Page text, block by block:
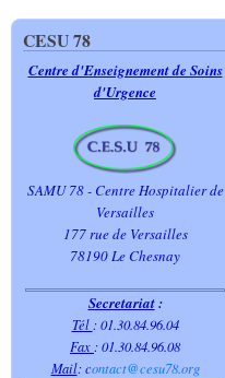
CESU 78
Centre d'Enseignement de Soins
d'Urgence
SAMU 78 - Centre Hospitalier de
Versailles
177 rue de Versailles
78190 Le Chesnay
Secretariat:
Tél : 01.30.84.96.04
Fax : 01.30.84.96.08
Mail:contact@cesu78.org